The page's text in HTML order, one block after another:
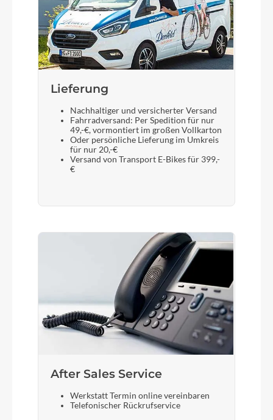
Lieferung
Nachhaltiger und versicherter Versand
Fahrradversand: Per Spedition für nur
49,-€, vormontiert im großen Vollkarton
Oder persönliche Lieferung im Umkreis
für nur 20,-€
Versand von Transport E-Bikes für 399,-
€
After Sales Service
Werkstatt Termin online vereinbaren
Telefonischer Rückrufservice